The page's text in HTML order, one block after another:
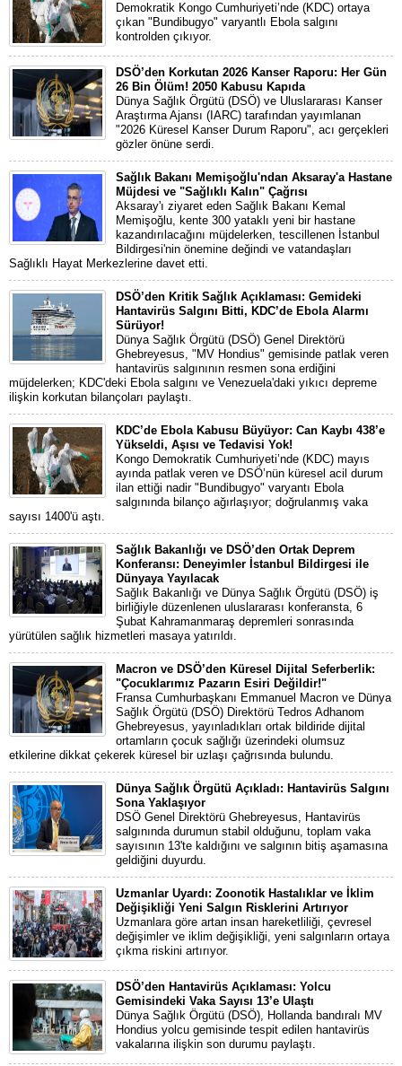
Demokratik Kongo Cumhuriyeti’nde (KDC) ortaya
çıkan "Bundibugyo" varyantlı Ebola salgını
kontrolden çıkıyor.
DSÖ’den Korkutan 2026 Kanser Raporu: Her Gün
26 Bin Ölüm! 2050 Kabusu Kapıda
Dünya Sağlık Örgütü (DSÖ) ve Uluslararası Kanser
Araştırma Ajansı (IARC) tarafından yayımlanan
"2026 Küresel Kanser Durum Raporu", acı gerçekleri
gözler önüne serdi.
Sağlık Bakanı Memişoğlu'ndan Aksaray'a Hastane
Müjdesi ve "Sağlıklı Kalın" Çağrısı
Aksaray'ı ziyaret eden Sağlık Bakanı Kemal
Memişoğlu, kente 300 yataklı yeni bir hastane
kazandırılacağını müjdelerken, tescillenen İstanbul
Bildirgesi'nin önemine değindi ve vatandaşları
Sağlıklı Hayat Merkezlerine davet etti.
DSÖ’den Kritik Sağlık Açıklaması: Gemideki
Hantavirüs Salgını Bitti, KDC’de Ebola Alarmı
Sürüyor!
Dünya Sağlık Örgütü (DSÖ) Genel Direktörü
Ghebreyesus, "MV Hondius" gemisinde patlak veren
hantavirüs salgınının resmen sona erdiğini
müjdelerken; KDC'deki Ebola salgını ve Venezuela'daki yıkıcı depreme
ilişkin korkutan bilançoları paylaştı.
KDC’de Ebola Kabusu Büyüyor: Can Kaybı 438’e
Yükseldi, Aşısı ve Tedavisi Yok!
Kongo Demokratik Cumhuriyeti’nde (KDC) mayıs
ayında patlak veren ve DSÖ’nün küresel acil durum
ilan ettiği nadir "Bundibugyo" varyantı Ebola
salgınında bilanço ağırlaşıyor; doğrulanmış vaka
sayısı 1400'ü aştı.
Sağlık Bakanlığı ve DSÖ’den Ortak Deprem
Konferansı: Deneyimler İstanbul Bildirgesi ile
Dünyaya Yayılacak
Sağlık Bakanlığı ve Dünya Sağlık Örgütü (DSÖ) iş
birliğiyle düzenlenen uluslararası konferansta, 6
Şubat Kahramanmaraş depremleri sonrasında
yürütülen sağlık hizmetleri masaya yatırıldı.
Macron ve DSÖ’den Küresel Dijital Seferberlik:
"Çocuklarımız Pazarın Esiri Değildir!"
Fransa Cumhurbaşkanı Emmanuel Macron ve Dünya
Sağlık Örgütü (DSÖ) Direktörü Tedros Adhanom
Ghebreyesus, yayınladıkları ortak bildiride dijital
ortamların çocuk sağlığı üzerindeki olumsuz
etkilerine dikkat çekerek küresel bir uzlaşı çağrısında bulundu.
Dünya Sağlık Örgütü Açıkladı: Hantavirüs Salgını
Sona Yaklaşıyor
DSÖ Genel Direktörü Ghebreyesus, Hantavirüs
salgınında durumun stabil olduğunu, toplam vaka
sayısının 13'te kaldığını ve salgının bitiş aşamasına
geldiğini duyurdu.
Uzmanlar Uyardı: Zoonotik Hastalıklar ve İklim
Değişikliği Yeni Salgın Risklerini Artırıyor
Uzmanlara göre artan insan hareketliliği, çevresel
değişimler ve iklim değişikliği, yeni salgınların ortaya
çıkma riskini artırıyor.
DSÖ’den Hantavirüs Açıklaması: Yolcu
Gemisindeki Vaka Sayısı 13’e Ulaştı
Dünya Sağlık Örgütü (DSÖ), Hollanda bandıralı MV
Hondius yolcu gemisinde tespit edilen hantavirüs
vakalarına ilişkin son durumu paylaştı.